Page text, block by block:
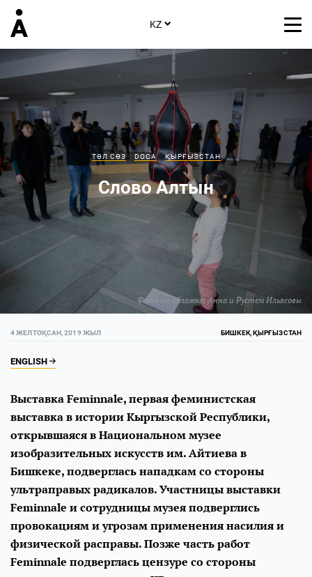
KZ
​​​​​​​Фото на обложке: Анна и Рустем Ильясовы
ТӨЛ СӨЗ DOCA ҚЫРҒЫЗСТАН
Слово Алтын
4 ЖЕЛТОҚСАН, 2019 ЖЫЛ БИШКЕК, ҚЫРҒЫЗСТАН
ENGLISH
Выставка Feminnale, первая феминистская
выставка в истории Кыргызской Республики,
открывшаяся в Национальном музее
изобразительных искусств им. Айтиева в
Бишкеке, подверглась нападкам со стороны
ультраправых радикалов. Участницы выставки
Feminnale и сотрудницы музея подверглись
провокациям и угрозам применения насилия и
физической расправы. Позже часть работ
Feminnale подверглась цензуре со стороны